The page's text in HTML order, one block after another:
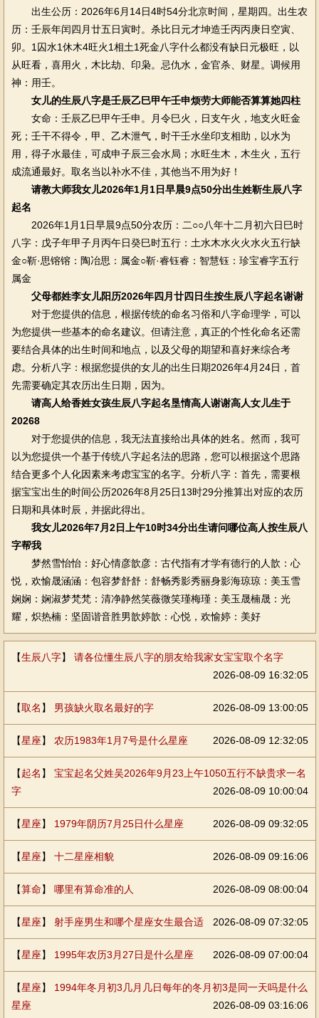
出生公历：2026年6月14日4时54分北京时间，星期四。出生农
历：壬辰年闰四月廿五日寅时。杀比日元才坤造壬丙丙庚日空寅、
卯。1囚水1休木4旺火1相土1死金八字什么都没有缺日元极旺，以
从旺看，喜用火，木比劫、印枭。忌仇水，金官杀、财星。调候用
神：用壬。
女儿的生辰八字是壬辰乙巳甲午壬申烦劳大师能否算算她四柱
女命：壬辰乙巳甲午壬申。月令巳火，日支午火，地支火旺金
死；壬干不得令，甲、乙木泄气，时干壬水坐印支相助，以水为
用，得子水最佳，可成申子辰三会水局；水旺生木，木生火，五行
成流通最好。取名当以补水不佳，其他当不用为好！
请教大师我女儿2026年1月1日早晨9点50分出生姓靳生辰八字
起名
2026年1月1日早晨9点50分农历：二○○八年十二月初六日巳时
八字：戊子年甲子月丙午日癸巳时五行：土水木水火火水火五行缺
金○靳·思镕镕：陶冶思：属金○靳·睿钰睿：智慧钰：珍宝睿字五行
属金
父母都姓李女儿阳历2026年四月廿四日生按生辰八字起名谢谢
对于您提供的信息，根据传统的命名习俗和八字命理学，可以
为您提供一些基本的命名建议。但请注意，真正的个性化命名还需
要结合具体的出生时间和地点，以及父母的期望和喜好来综合考
虑。分析八字：根据您提供的女儿的出生日期2026年4月24日，首
先需要确定其农历出生日期，因为。
请高人给香姓女孩生辰八字起名垦情高人谢谢高人女儿生于
20268
对于您提供的信息，我无法直接给出具体的姓名。然而，我可
以为您提供一个基于传统八字起名法的思路，您可以根据这个思路
结合更多个人化因素来考虑宝宝的名字。分析八字：首先，需要根
据宝宝出生的时间公历2026年8月25日13时29分推算出对应的农历
日期和具体时辰，并据此得出。
我女儿2026年7月2日上午10时34分出生请问哪位高人按生辰八
字帮我
梦然雪怡怡：好心情彦歆彦：古代指有才学有德行的人歆：心
悦，欢愉晟涵涵：包容梦舒舒：舒畅秀影秀丽身影海琼琼：美玉雪
娴娴：娴淑梦梵梵：清净静然笑薇微笑瑾梅瑾：美玉晟楠晟：光
耀，炽热楠：坚固谐音胜男歆婷歆：心悦，欢愉婷：美好
【生辰八字】 请各位懂生辰八字的朋友给我家女宝宝取个名字
2026-08-09 16:32:05
【取名 】 男孩缺火取名最好的字 2026-08-09 13:00:05
【星座】 农历1983年1月7号是什么星座 2026-08-09 12:32:05
【起名 】 宝宝起名父姓吴2026年9月23上午1050五行不缺贵求一名
字
2026-08-09 10:00:04
【星座】 1979年阴历7月25日什么星座 2026-08-09 09:32:05
【星座】 十二星座相貌 2026-08-09 09:16:06
【算命】 哪里有算命准的人 2026-08-09 08:00:04
【星座】 射手座男生和哪个星座女生最合适 2026-08-09 07:32:05
【星座】 1995年农历3月27日是什么星座 2026-08-09 07:00:04
【星座】 1994年冬月初3几月几日每年的冬月初3是同一天吗是什么
星座
2026-08-09 03:16:06